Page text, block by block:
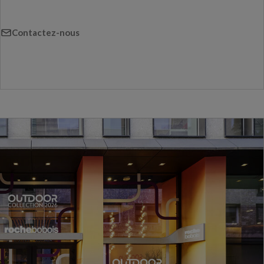
Contactez-nous